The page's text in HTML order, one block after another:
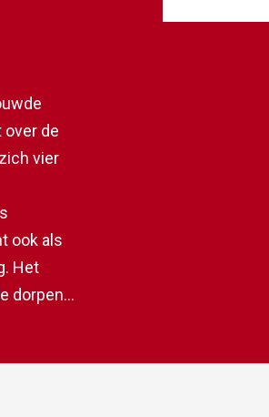
de
vier
ook als
Het
dorpen
of